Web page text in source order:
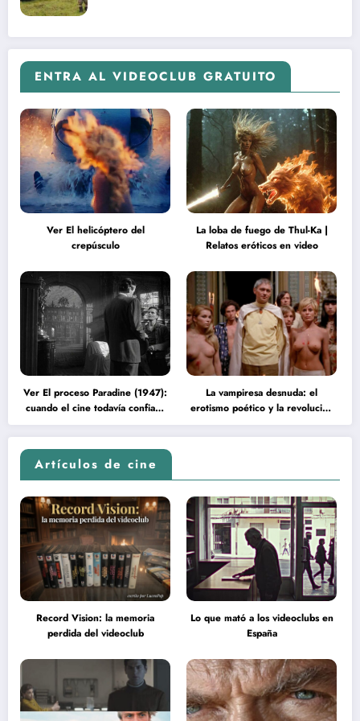
ENTRA AL VIDEOCLUB GRATUITO
Ver El helicóptero del
crepúsculo
La loba de fuego de Thul-Ka |
Relatos eróticos en video
Ver El proceso Paradine (1947):
cuando el cine todavía confiaba
en la inteligencia del espectador
La vampiresa desnuda: el
erotismo poético y la revolución
psicodélica de Jean Rollin
Artículos de cine
Record Vision: la memoria
perdida del videoclub
Lo que mató a los videoclubs en
España